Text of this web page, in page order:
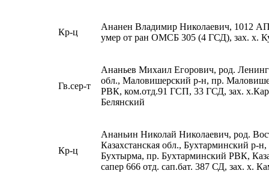
Кр-ц
Ананен Владимир Николаевич, 1012
умер от ран ОМСБ 305 (4 ГСД), зах. х.
Гв.сер-т
Ананьев Михаил Егорович, род.
обл., Маловишерский р-н, пр.
РВК, ком.отд.91 ГСП, 33 ГСД, зах.
Белянский
Кр-ц
Ананьин Николай Николаевич, род.
Казахстанская обл., Бухтарминский р-н,
Бухтырма, пр. Бухтарминский РВК,
сапер 666 отд. сап.бат. 387 СД, зах. х.